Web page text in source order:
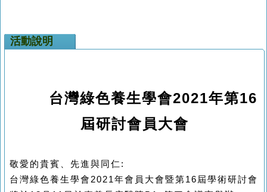
活動說明
台灣綠色養生學會2021年第16
屆研討會員大會
敬愛的貴賓、先進與同仁:
台灣綠色養生學會2021年會員大會暨第16屆學術研討會